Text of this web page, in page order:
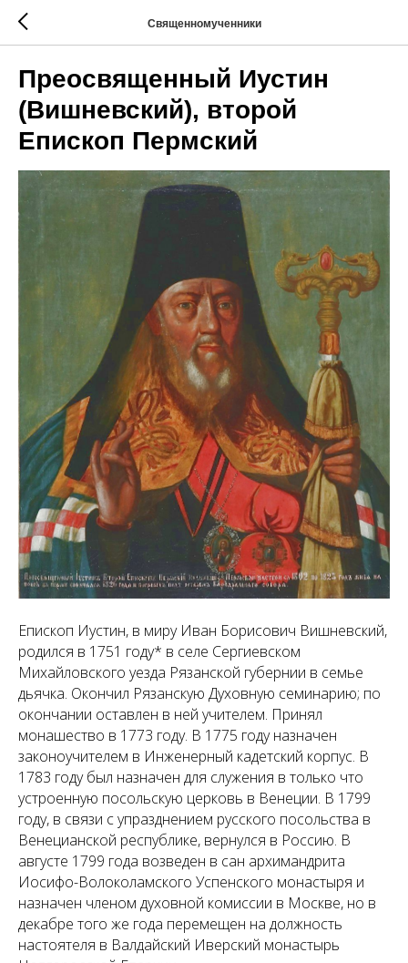
Священномученники
Преосвященный Иустин
(Вишневский), второй
Епископ Пермский
Епископ Иустин, в миру Иван Борисович Вишневский,
родился в 1751 году* в селе Сергиевском
Михайловского уезда Рязанской губернии в семье
дьячка. Окончил Рязанскую Духовную семинарию; по
окончании оставлен в ней учителем. Принял
монашество в 1773 году. В 1775 году назначен
законоучителем в Инженерный кадетский корпус. В
1783 году был назначен для служения в только что
устроенную посольскую церковь в Венеции. В 1799
году, в связи с упразднением русского посольства в
Венецианской республике, вернулся в Россию. В
августе 1799 года возведен в сан архимандрита
Иосифо-Волоколамского Успенского монастыря и
назначен членом духовной комиссии в Москве, но в
декабре того же года перемещен на должность
настоятеля в Валдайский Иверский монастырь